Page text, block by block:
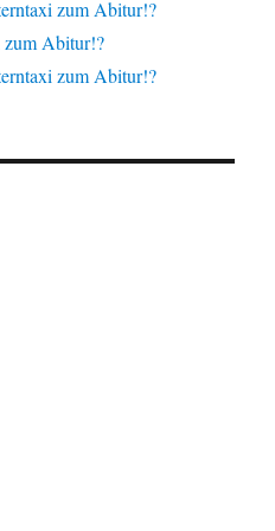
zum Abitur!?
Abitur!?
zum Abitur!?